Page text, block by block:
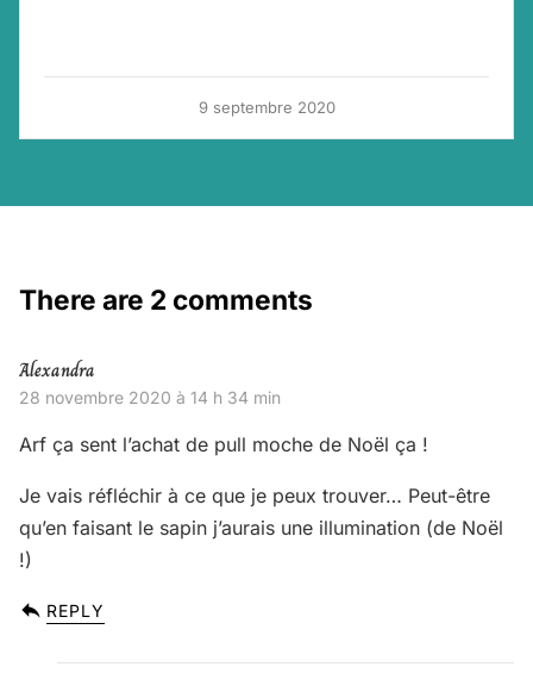
9 septembre 2020
There are 2 comments
Alexandra
28 novembre 2020 à 14 h 34 min
Arf ça sent l’achat de pull moche de Noël ça !
Je vais réfléchir à ce que je peux trouver… Peut-être
qu’en faisant le sapin j’aurais une illumination (de Noël
!)
REPLY